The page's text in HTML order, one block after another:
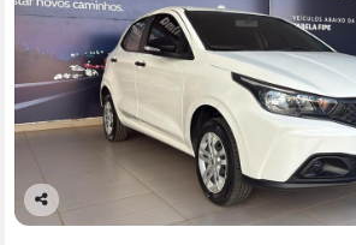
Co